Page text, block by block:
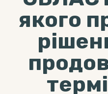
якого